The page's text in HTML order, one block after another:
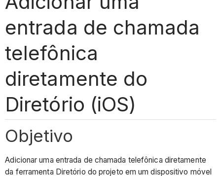
entrada de chamada
telefônica
diretamente do
Diretório (iOS)
Objetivo
Adicionar uma entrada de chamada telefônica diretamente
da ferramenta Diretório do projeto em um dispositivo móvel